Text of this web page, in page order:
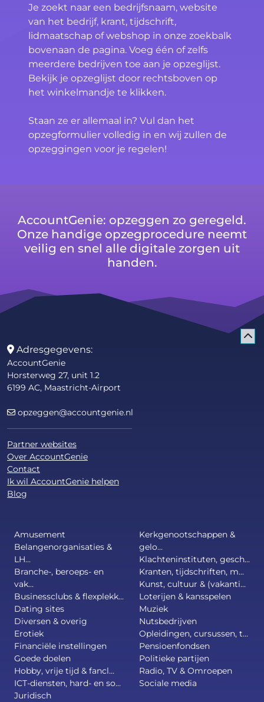
Je zoekt naar een bedrijfsnaam, website
van het bedrijf, krant, tijdschrift,
lidmaatschap of webshop in onze zoekbalk
bovenaan de pagina. Voeg één of zelfs
meerdere bedrijven toe aan je opzeglijst.
Bekijk je opzeglijst door rechtsboven op
het winkelmandje te klikken.
Staan ze er allemaal in? Vul dan het
opzegformulier volledig in en wij zullen de
opzeggingen voor je regelen!
AccountGenie: opzeggen zo geregeld.
Onze handige opzegprocedure neemt
veilig en snel alle digitale zorgen uit
handen.
Adresgegevens:
AccountGenie
Horsterweg 27, unit 1.2
6199 AC, Maastricht-Airport
opzeggen@accountgenie.nl
Partner websites
Over AccountGenie
Contact
Ik wil AccountGenie helpen
Blog
Amusement
Belangenorganisaties &
LH...
Branche-, beroeps- en
vak...
Businessclubs & flexplekk...
Dating sites
Diversen & overig
Erotiek
Financiële instellingen
Goede doelen
Hobby, vrije tijd & fancl...
ICT-diensten, hard- en so...
Juridisch
Kerkgenootschappen &
gelo...
Klachteninstituten, gesch...
Kranten, tijdschriften, m...
Kunst, cultuur & (vakanti...
Loterijen & kansspelen
Muziek
Nutsbedrijven
Opleidingen, cursussen, t...
Pensioenfondsen
Politieke partijen
Radio, TV & Omroepen
Sociale media